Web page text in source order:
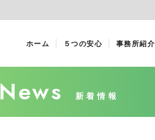
ホーム ５つの安心 事務所紹介
News 新着情報